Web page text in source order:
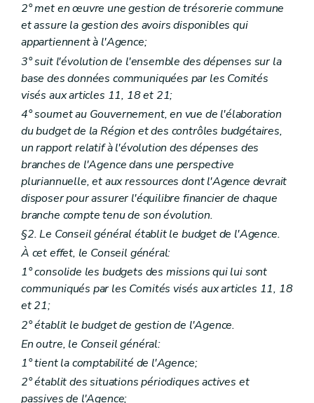
Art. 154/3
Chapitre III Subventionnement
Art. 154/4
Titre VI
Interprétariat en milieu social
Chapitre Ier
Missions
Art. 155
Chapitre II
Agrément
Art. 155/1
Art. 155/2
Art. 155/3
Art. 155/4
Art. 155/5
Chapitre III
Subventionnement
Art. 155/6
Titre VII Contrôle
Art. 156
Titre VIII
Dispositions transitoires
Art. 157
Art. 157/1
Art. 157/2
Livre III Aide aux familles
Titre I er
Services Espaces-Rencontres
Section 1
Définitions
Art. 166
Section 2 Missions
Art. 167
Chapitre II
Agrément
Section 1re
Conditions d'agrément
2° met en œuvre une gestion de trésorerie commune
et assure la gestion des avoirs disponibles qui
appartiennent à l'Agence;
3° suit l'évolution de l'ensemble des dépenses sur la
base des données communiquées par les Comités
visés aux articles 11, 18 et 21;
4° soumet au Gouvernement, en vue de l'élaboration
du budget de la Région et des contrôles budgétaires,
un rapport relatif à l'évolution des dépenses des
branches de l'Agence dans une perspective
pluriannuelle, et aux ressources dont l'Agence devrait
disposer pour assurer l'équilibre financier de chaque
branche compte tenu de son évolution.
§2. Le Conseil général établit le budget de l'Agence.
À cet effet, le Conseil général:
1° consolide les budgets des missions qui lui sont
communiqués par les Comités visés aux articles 11, 18
et 21;
2° établit le budget de gestion de l'Agence.
En outre, le Conseil général:
1° tient la comptabilité de l'Agence;
2° établit des situations périodiques actives et
passives de l'Agence;